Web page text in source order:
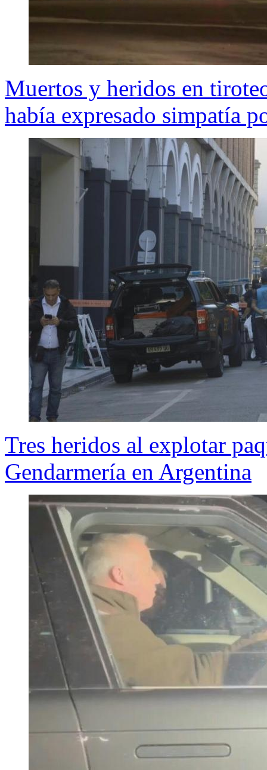
Muertos y heridos en
había expresado simpatía
Tres heridos al explotar
Gendarmería en Argentina